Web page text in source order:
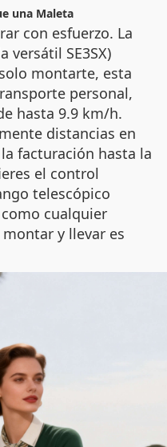
una Maleta
con esfuerzo. La
versátil SE3SX)
montarte, esta
personal,
hasta 9.9 km/h.
distancias en
facturación hasta la
el control
telescópico
cualquier
y llevar es